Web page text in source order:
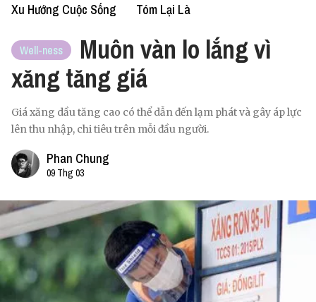
Xu Hướng Cuộc Sống Tóm Lại Là
Well-ness
Muôn vàn lo lắng vì
xăng tăng giá
Giá xăng dầu tăng cao có thể dẫn đến lạm phát và gây áp lực
lên thu nhập, chi tiêu trên mỗi đầu người.
Phan Chung
09 Thg 03